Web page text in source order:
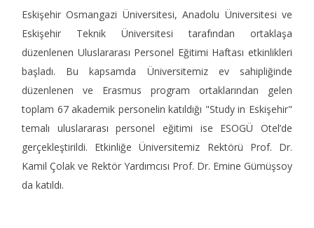
Eskişehir Osmangazi Üniversitesi, Anadolu Üniversitesi ve
Eskişehir Teknik Üniversitesi tarafından ortaklaşa
düzenlenen Uluslararası Personel Eğitimi Haftası etkinlikleri
başladı. Bu kapsamda Üniversitemiz ev sahipliğinde
düzenlenen ve Erasmus program ortaklarından gelen
toplam 67 akademik personelin katıldığı "Study in Eskişehir"
temalı uluslararası personel eğitimi ise ESOGÜ Otel’de
gerçekleştirildi. Etkinliğe Üniversitemiz Rektörü Prof. Dr.
Kamil Çolak ve Rektör Yardımcısı Prof. Dr. Emine Gümüşsoy
da katıldı.